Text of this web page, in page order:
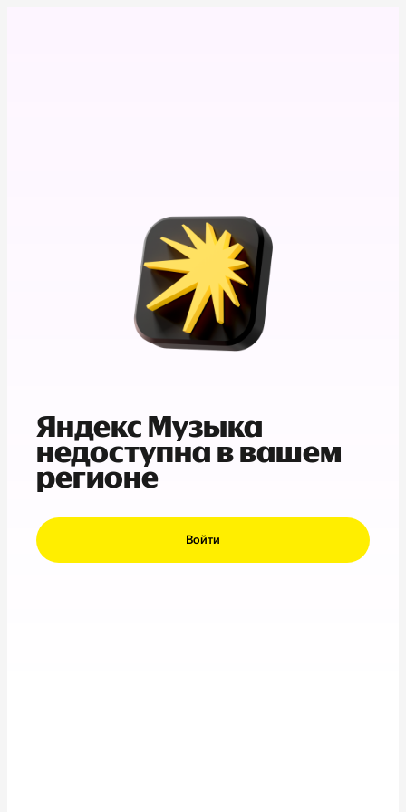
Яндекс Музыка
недоступна в вашем
регионе
Войти